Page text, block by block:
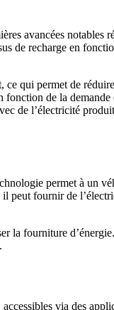
avancées notables
de recharge en
qui permet de
fonction de la
de l’électricité
permet à un
peut fournir de
la fourniture
via des